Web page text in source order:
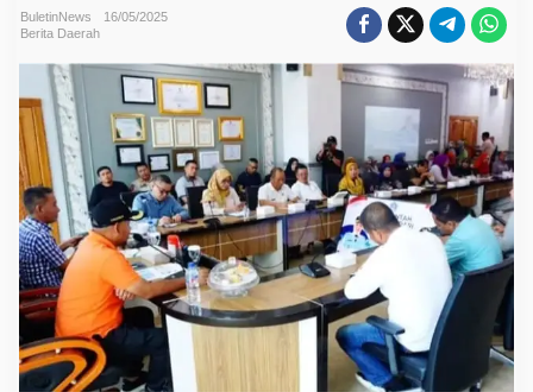
n
d
a
r
i
D
o
r
o
n
g
S
t
r
a
t
e
g
i
BuletinNews
16/05/2025
Berita Daerah